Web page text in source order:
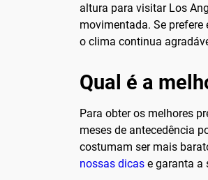
altura para visitar Los
movimentada. Se
o clima continua
Qual é a
Para obter os melhores
meses de antecedência
costumam ser mais
nossas dicas e garanta a